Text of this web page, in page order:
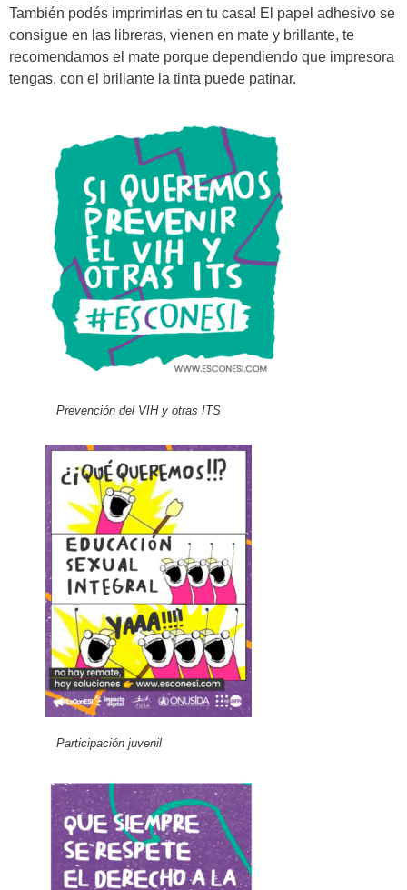
También podés imprimirlas en tu casa! El papel adhesivo se
consigue en las libreras, vienen en mate y brillante, te
recomendamos el mate porque dependiendo que impresora
tengas, con el brillante la tinta puede patinar.
Prevención del VIH y otras ITS
Participación juvenil